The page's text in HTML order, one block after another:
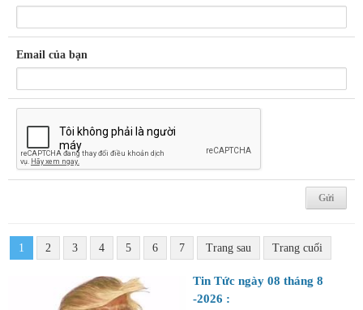
Email của bạn
1 2 3 4 5 6 7 Trang sau Trang cuối
Tin Tức ngày 08 tháng 8
-2026 :